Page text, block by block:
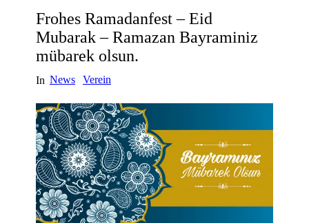
Frohes Ramadanfest – Eid
Mubarak – Ramazan Bayraminiz
mübarek olsun.
In News Verein